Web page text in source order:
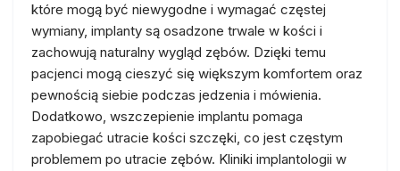
które mogą być niewygodne i wymagać częstej
wymiany, implanty są osadzone trwale w kości i
zachowują naturalny wygląd zębów. Dzięki temu
pacjenci mogą cieszyć się większym komfortem oraz
pewnością siebie podczas jedzenia i mówienia.
Dodatkowo, wszczepienie implantu pomaga
zapobiegać utracie kości szczęki, co jest częstym
problemem po utracie zębów. Kliniki implantologii w